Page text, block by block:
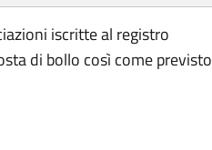
iscritte al registro
di bollo così come previsto